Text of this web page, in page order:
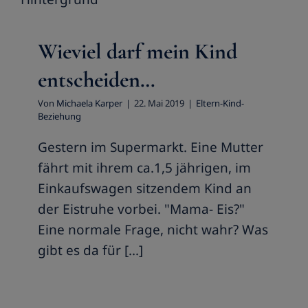
Wieviel darf mein Kind
entscheiden…
Von Michaela Karper | 22. Mai 2019 | Eltern-Kind-
Beziehung
Gestern im Supermarkt. Eine Mutter
fährt mit ihrem ca.1,5 jährigen, im
Einkaufswagen sitzendem Kind an
der Eistruhe vorbei. "Mama- Eis?"
Eine normale Frage, nicht wahr? Was
gibt es da für [...]